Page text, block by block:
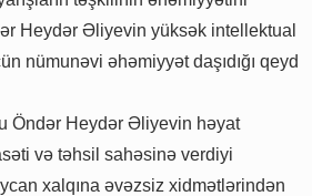
Heydər Əliyevin yüksək intellektual
nümunəvi əhəmiyyət daşıdığı qeyd
Öndər Heydər Əliyevin həyat
və təhsil sahəsinə verdiyi
xalqına əvəzsiz xidmətlərindən